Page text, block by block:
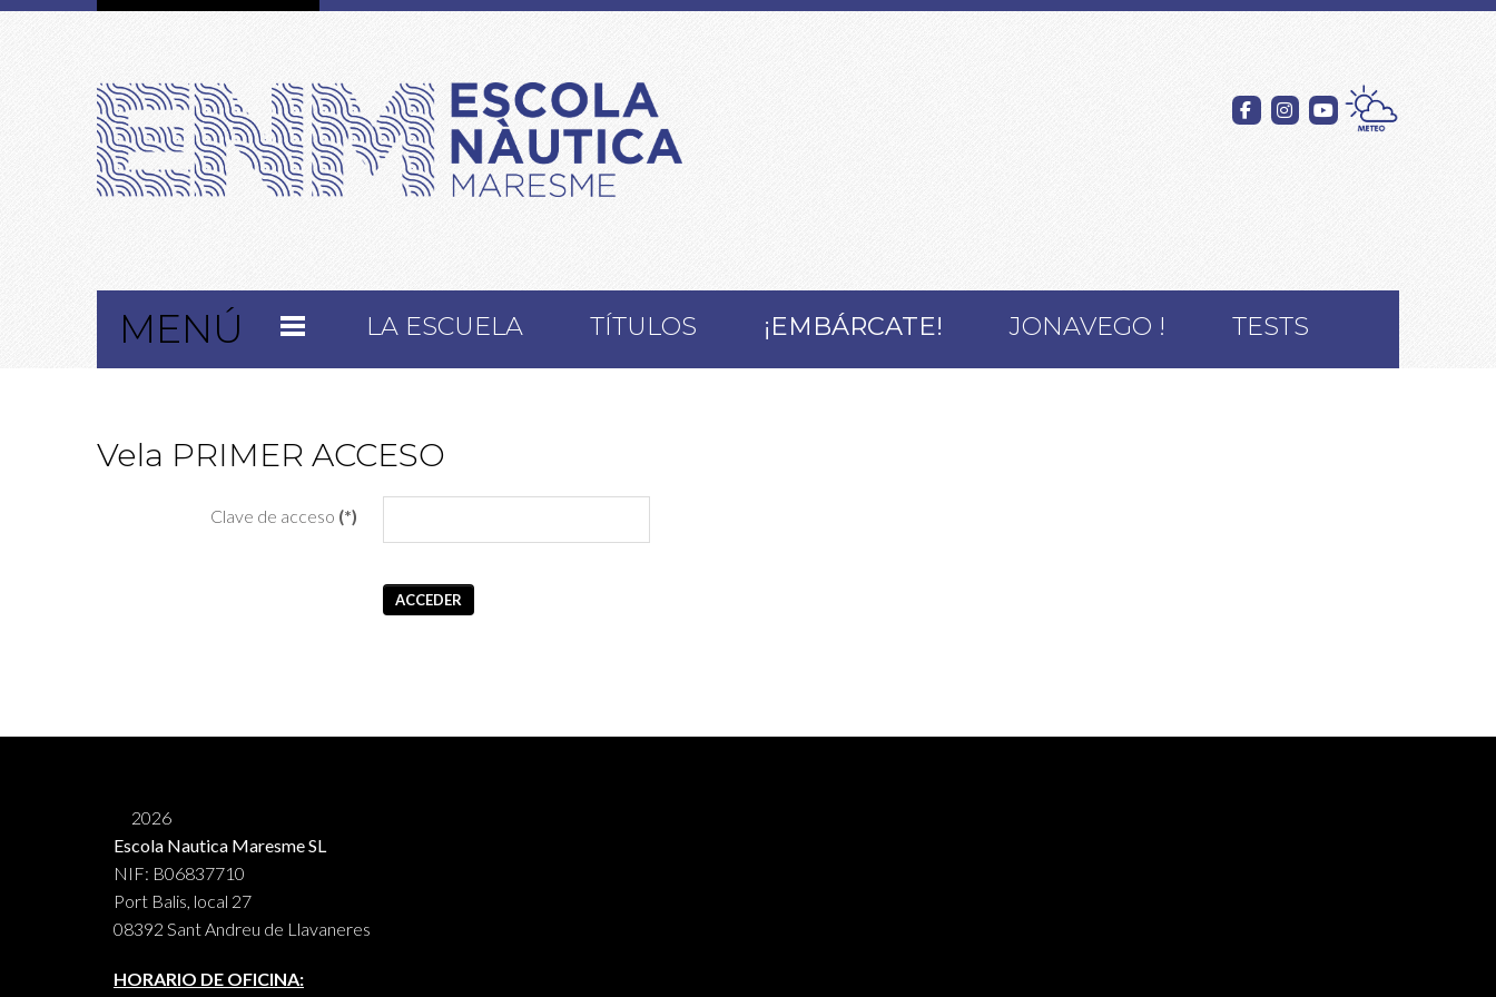
MENÚ LA ESCUELA TÍTULOS ¡EMBÁRCATE! JONAVEGO ! TESTS
Vela PRIMER ACCESO
Clave de acceso (*)
ACCEDER
2026
Escola Nautica Maresme SL
NIF: B06837710
Port Balis, local 27
08392 Sant Andreu de Llavaneres
HORARIO DE OFICINA: